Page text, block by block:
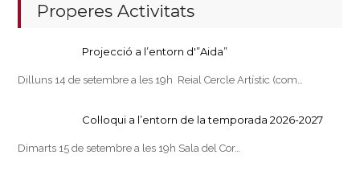
Properes Activitats
Projecció a l’entorn d'”Aida”
Dilluns 14 de setembre a les 19h Reial Cercle Artístic (com…
Col·loqui a l’entorn de la temporada 2026-2027
Dimarts 15 de setembre a les 19h Sala del Cor…